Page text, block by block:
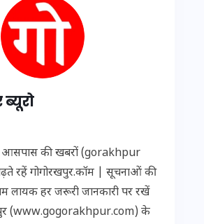
की खबरों (gorakhpur
रहें गोगोरखपुर.कॉम | सूचनाओं की
लायक हर जरूरी जानकारी पर रखें
(www.gogorakhpur.com) के